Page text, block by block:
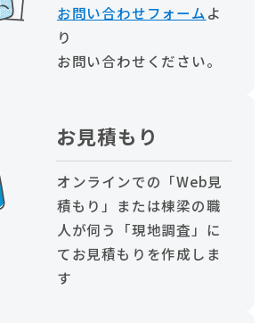
お問い合わせフォーム よ
り
お問い合わせください。
お見積もり
オンラインでの「Web見
積もり」または棟梁の職
人が伺う「現地調査」に
てお見積もりを作成しま
す